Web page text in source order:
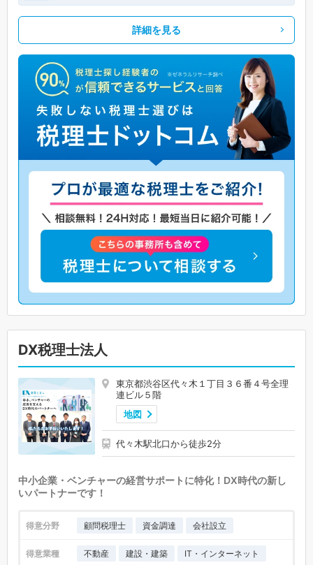
詳細を見る
DX税理士法人
東京都渋谷区代々木１丁目３６番４号全理
連ビル５階
地図
代々木駅北口から徒歩2分
中小企業・ベンチャーの経営サポートに特化！DX時代の新し
いパートナーです！
得意分野 顧問税理士 資金調達 会社設立
得意業種 不動産 建設・建築
IT・インターネット